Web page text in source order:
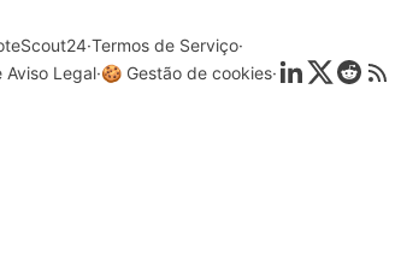
Termos de Serviço
Aviso Legal 🍪 Gestão de cookies